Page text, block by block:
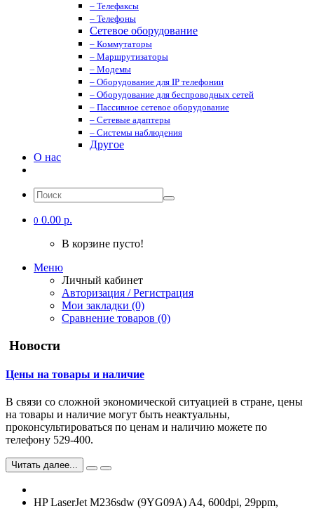
– Телефаксы
– Телефоны
Сетевое оборудование
– Коммутаторы
– Маршрутизаторы
– Модемы
– Оборудование для IP телефонии
– Оборудование для беспроводных сетей
– Пассивное сетевое оборудование
– Сетевые адаптеры
– Системы наблюдения
Другое
О нас
0 0.00 р.
В корзине пусто!
Меню
Личный кабинет
Авторизация / Регистрация
Мои закладки (0)
Сравнение товаров (0)
Новости
Цены на товары и наличие
В связи со сложной экономической ситуацией в стране, цены
на товары и наличие могут быть неактуальны,
проконсультироваться по ценам и наличию можете по
телефону 529-400.
Читать далее...
HP LaserJet M236sdw (9YG09A) A4, 600dpi, 29ppm,